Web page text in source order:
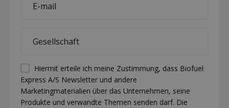
mail
Permission
(visible)
*
Hiermit erteile ich meine Zustimmung, dass Biofuel
Express A/S Newsletter und andere
Marketingmaterialien über das Unternehmen, seine
Produkte und verwandte Themen senden darf. Die